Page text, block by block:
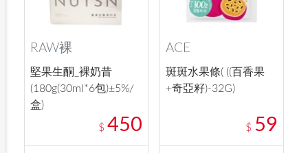
RAW裸
堅果生酮_裸奶昔
(180g(30ml*6包)±5%/
盒)
$ 450
ACE
斑斑水果條( ((百香果
+奇亞籽)-32G)
$ 59